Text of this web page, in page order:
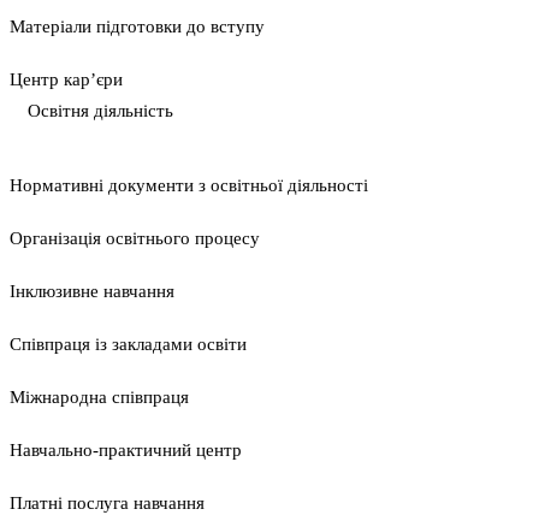
Матеріали підготовки до вступу
Центр кар’єри
Освітня діяльність
Нормативні документи з освітньої діяльності
Організація освітнього процесу
Інклюзивне навчання
Співпраця із закладами освіти
Міжнародна співпраця
Навчально-практичний центр
Платні послуга навчання